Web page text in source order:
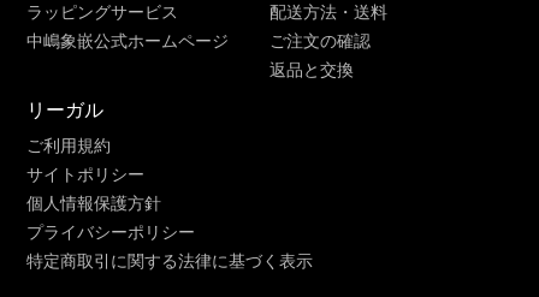
ラッピングサービス
中嶋象嵌公式ホームページ
配送方法・送料
ご注文の確認
返品と交換
リーガル
ご利用規約
サイトポリシー
個人情報保護方針
プライバシーポリシー
特定商取引に関する法律に基づく表示